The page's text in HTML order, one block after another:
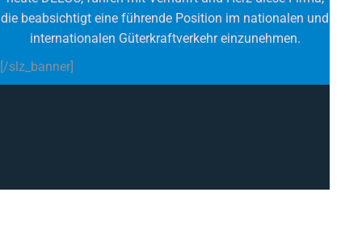
die beabsichtigt eine führende Position im nationalen und
internationalen Güterkraftverkehr einzunehmen.
[/slz_banner]